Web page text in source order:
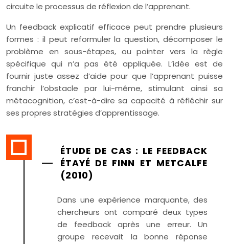
circuite le processus de réflexion de l’apprenant.
Un feedback explicatif efficace peut prendre plusieurs
formes : il peut reformuler la question, décomposer le
problème en sous-étapes, ou pointer vers la règle
spécifique qui n’a pas été appliquée. L’idée est de
fournir juste assez d’aide pour que l’apprenant puisse
franchir l’obstacle par lui-même, stimulant ainsi sa
métacognition, c’est-à-dire sa capacité à réfléchir sur
ses propres stratégies d’apprentissage.
ÉTUDE DE CAS : LE FEEDBACK
ÉTAYÉ DE FINN ET METCALFE
(2010)
Dans une expérience marquante, des
chercheurs ont comparé deux types
de feedback après une erreur. Un
groupe recevait la bonne réponse